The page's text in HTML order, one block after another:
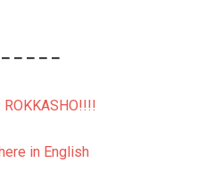
– – – –
ROKKASHO!!!!
in English